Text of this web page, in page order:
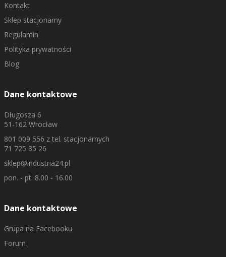
Kontakt
Sklep stacjonarny
Regulamin
Polityka prywatności
Blog
Dane kontaktowe
Długosza 6
51-162 Wrocław
801 009 556 z tel. stacjonarnych
71 725 35 26
sklep@industria24.pl
pon. - pt. 8.00 - 16.00
Dane kontaktowe
Grupa na Facebooku
Forum